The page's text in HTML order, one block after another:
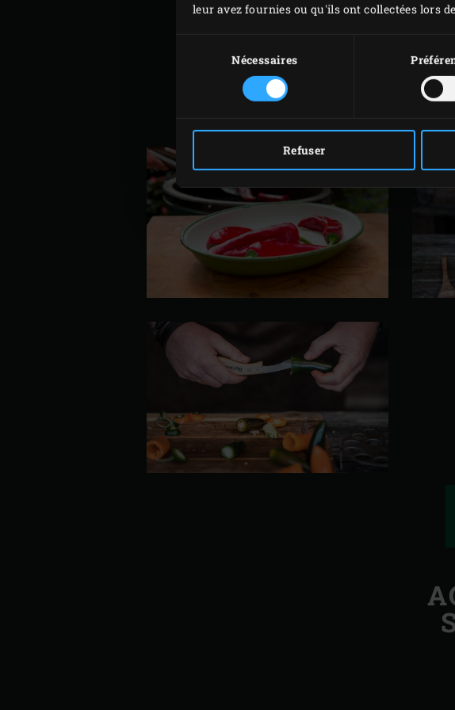
leur avez fournies ou qu'ils ont collectées lors
consentement
Nécessaires
Refuser
de l’EGG. Rabattez le couvercle de l’EGG
Vous pouvez remplacer les
poivrons par des piments